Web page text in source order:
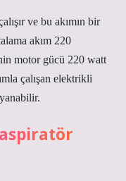
ve bu akımın bir
akım 220
motor gücü 220 watt
çalışan elektrikli